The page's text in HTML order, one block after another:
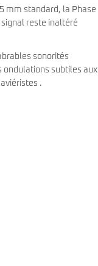
mm standard, la Phase
reste inaltéré
sonorités
ondulations subtiles aux
.